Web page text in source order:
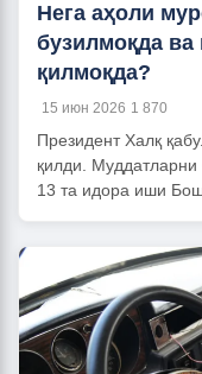
Нега аҳоли
бузилмоқда ва
қилмоқда?
15 июн 2026 1 870
Президент Халқ
қилди.
13 та идора иши